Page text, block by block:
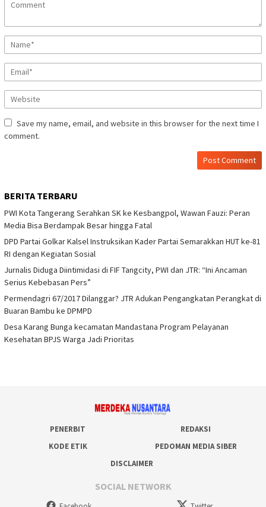
Save my name, email, and website in this browser for the next time I
comment.
BERITA TERBARU
PWI Kota Tangerang Serahkan SK ke Kesbangpol, Wawan Fauzi: Peran
Media Bisa Berdampak Besar hingga Fatal
DPD Partai Golkar Kalsel Instruksikan Kader Partai Semarakkan HUT ke-81
RI dengan Kegiatan Sosial
Jurnalis Diduga Diintimidasi di FIF Tangcity, PWI dan JTR: “Ini Ancaman
Serius Kebebasan Pers”
Permendagri 67/2017 Dilanggar? JTR Adukan Pengangkatan Perangkat di
Buaran Bambu ke DPMPD
Desa Karang Bunga kecamatan Mandastana Program Pelayanan
Kesehatan BPJS Warga Jadi Prioritas
PENERBIT
REDAKSI
KODE ETIK
PEDOMAN MEDIA SIBER
DISCLAIMER
SOCIAL NETWORK